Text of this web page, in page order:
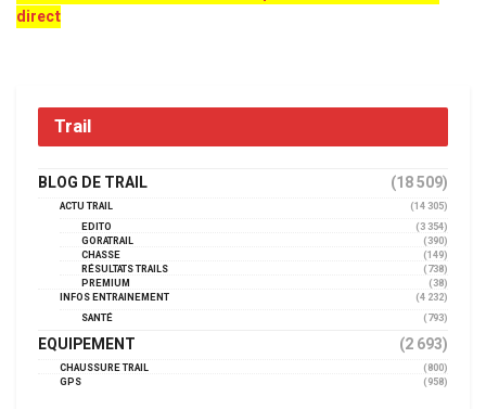
direct
Trail
BLOG DE TRAIL (18 509)
ACTU TRAIL
(14 305)
EDITO
(3 354)
GORATRAIL
(390)
CHASSE
(149)
RÉSULTATS TRAILS
(738)
PREMIUM
(38)
INFOS ENTRAINEMENT
(4 232)
SANTÉ
(793)
EQUIPEMENT (2 693)
CHAUSSURE TRAIL
(800)
GPS
(958)